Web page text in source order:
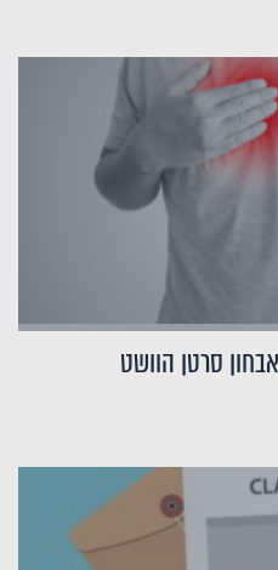
סרטן הוושט